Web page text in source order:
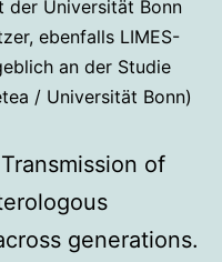
der Universität Bonn
ebenfalls LIMES-
an der Studie
/ Universität Bonn)
of
generations.